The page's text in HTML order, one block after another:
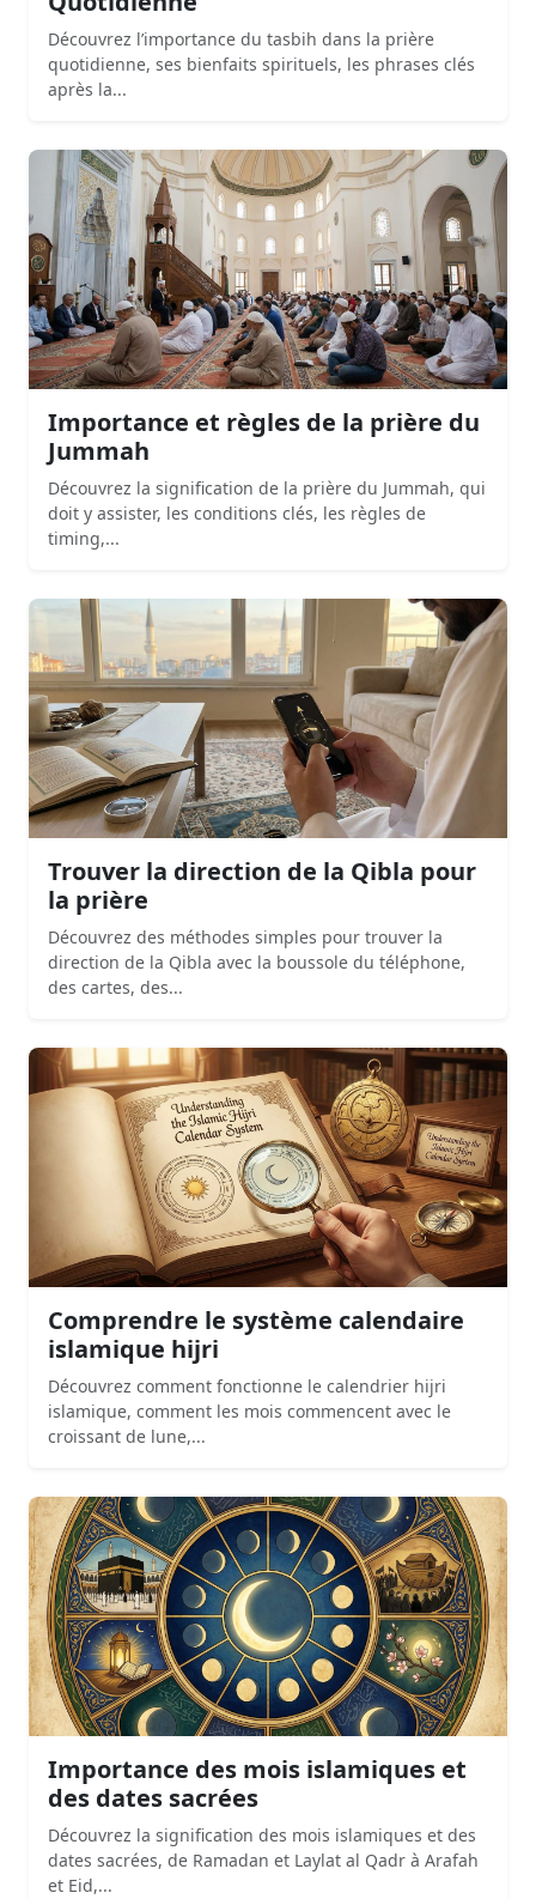
Découvrez l’importance du tasbih dans la prière
quotidienne, ses bienfaits spirituels, les phrases clés
après la...
Importance et règles de la prière du
Jummah
Découvrez la signification de la prière du Jummah, qui
doit y assister, les conditions clés, les règles de
timing,...
Trouver la direction de la Qibla pour
la prière
Découvrez des méthodes simples pour trouver la
direction de la Qibla avec la boussole du téléphone,
des cartes, des...
Comprendre le système calendaire
islamique hijri
Découvrez comment fonctionne le calendrier hijri
islamique, comment les mois commencent avec le
croissant de lune,...
Importance des mois islamiques et
des dates sacrées
Découvrez la signification des mois islamiques et des
dates sacrées, de Ramadan et Laylat al Qadr à Arafah
et Eid,...